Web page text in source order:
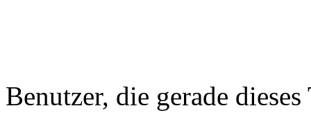
Benutzer, die gerade